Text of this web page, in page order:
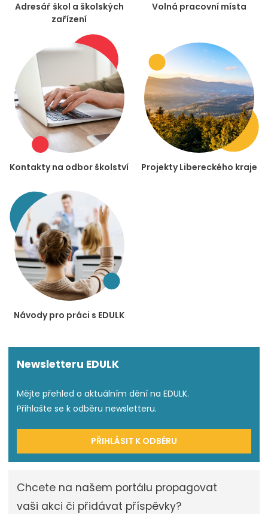
Adresář škol a školských
zařízení
Volná pracovní místa
Kontakty na odbor školství Projekty Libereckého kraje
Návody pro práci s EDULK
Newsletteru EDULK
Mějte přehled o aktuálním dění na EDULK.
Přihlašte se k odběru newsletteru.
PŘIHLÁSIT K ODBĚRU
Chcete na našem portálu propagovat
vaši akci či přidávat příspěvky?